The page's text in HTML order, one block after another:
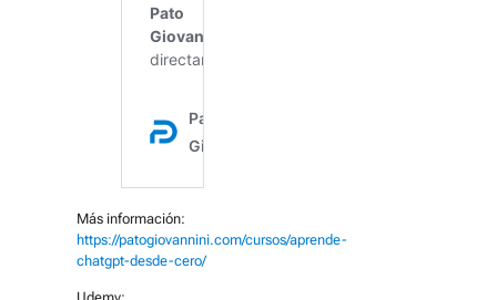
Más información:
https://patogiovannini.com/cursos/aprende-
chatgpt-desde-cero/